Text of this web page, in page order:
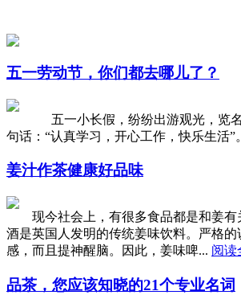
五一劳动节，你们都去哪儿了？
五一小长假，纷纷出游观光，览名胜
句话：“认真学习，开心工作，快乐生
姜汁作茶健康好品味
现今社会上，有很多食品都是和姜有
酒是英国人发明的传统姜味饮料。严格
感，而且提神醒脑。因此，姜味啤... 阅读
品茶，您应该知晓的21个专业名词